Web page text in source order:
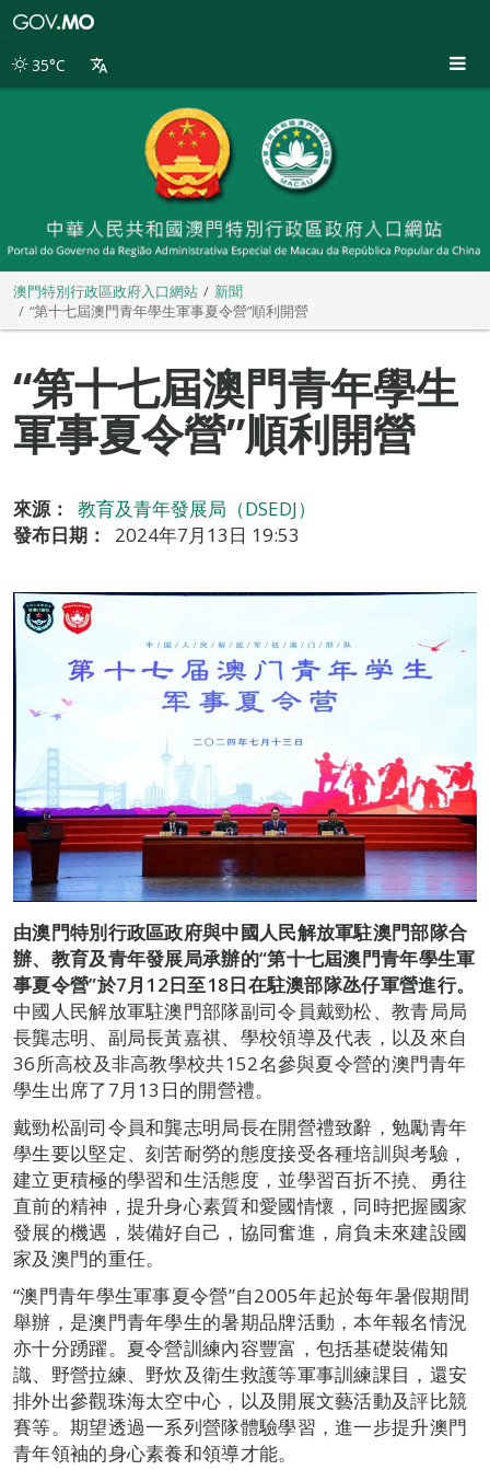
別
35°C
澳門特別行政區政府入口網站
新聞
“第十七屆澳門青年學生軍事夏令營”順利開營
“第十七屆澳門青年學生
軍事夏令營”順利開營
來源：
教育及青年發展局（DSEDJ）
發布日期：
2024年7月13日 19:53
由澳門特別行政區政府與中國人民解放軍駐澳門部隊合
辦、教育及青年發展局承辦的“第十七屆澳門青年學生軍
事夏令營”於7月 12日至18日在駐澳部隊氹仔軍營進行。
中國人民解放軍駐澳門部隊副司令員戴勁松、教青局局
長龔志明、副局長黃嘉祺、學校領導及代表，以及來自
36所高校及非高教學校共152名參與夏令營的澳門青年
學生出席了7月13日的開營禮。
戴勁松副司令員和龔志明局長在開營禮致辭，勉勵青年
學生要以堅定、刻苦耐勞的態度接受各種培訓與考驗，
建立更積極的學習和生活態度，並學習百折不撓、勇往
直前的精神，提升身心素質和愛國情懷，同時把握國家
發展的機遇，裝備好自己，協同奮進，肩負未來建設國
家及澳門的重任。
“澳門青年學生軍事夏令營”自2005年起於每年暑假期間
舉辦，是澳門青年學生的暑期品牌活動，本年報名情況
亦十分踴躍。夏令營訓練內容豐富，包括基礎裝備知
識、野營拉練、野炊及衛生救護等軍事訓練課目，還安
排外出參觀珠海太空中心，以及開展文藝活動及評比競
賽等。期望透過一系列營隊體驗學習，進一步提升澳門
青年領袖的身心素養和領導才能。